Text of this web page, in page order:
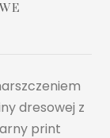
dresowej z
print